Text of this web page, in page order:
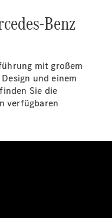
Benz
mit großem
und einem
Sie die
verfügbaren